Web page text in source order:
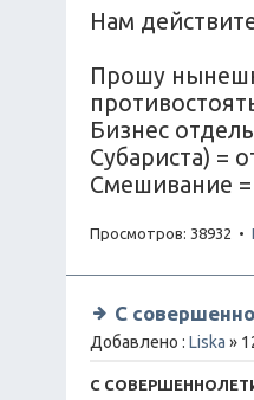
Нам
Прошу
Бизнес
Субариста) =
Смешивание
Просмотров: 38932 •
С
Добавлено : Liska »
С